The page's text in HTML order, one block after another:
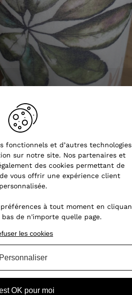
fonctionnels et d’autres technologies
sur notre site. Nos partenaires et
des cookies permettant de
vous offrir une expérience client
personnalisée.
à tout moment en
bas de n'importe quelle page.
OK pour moi
les cookies
Personnaliser